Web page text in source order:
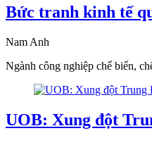
Bức tranh kinh tế
Nam Anh
Ngành công nghiệp chế biến,
UOB: Xung đột